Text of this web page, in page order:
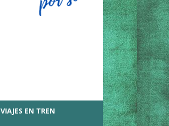
VIAJES EN TREN